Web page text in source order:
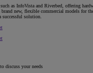
as InfoVista and Riverbed, offering
new, flexible commercial models for
successful solution.
discuss your needs